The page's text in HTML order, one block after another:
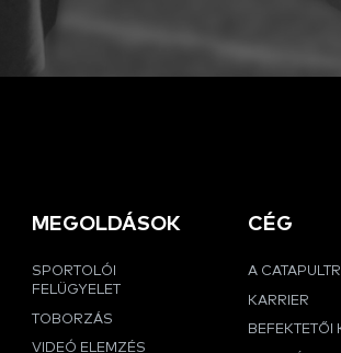
MEGOLDÁSOK
SPORTOLÓI
FELÜGYELET
TOBORZÁS
VIDEÓ ELEMZÉS
CÉG
A
KARRIER
BEFEKTETŐI